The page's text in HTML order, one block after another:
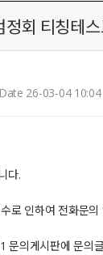
회 티칭테
Date 26-03-04 10:04
다.
로 인하여 전화문의
문의게시판에 문의